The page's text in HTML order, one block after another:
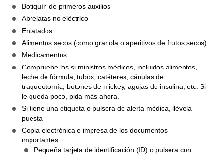
Botiquín de primeros auxilios
Abrelatas no eléctrico
Enlatados
Alimentos secos (como granola o aperitivos de frutos secos)
Medicamentos
Compruebe los suministros médicos, incluidos alimentos,
leche de fórmula, tubos, catéteres, cánulas de
traqueotomía, botones de mickey, agujas de insulina, etc. Si
le queda poco, pida más ahora.
Si tiene una etiqueta o pulsera de alerta médica, llévela
puesta
Copia electrónica e impresa de los documentos
importantes:
Pequeña tarjeta de identificación (ID) o pulsera con